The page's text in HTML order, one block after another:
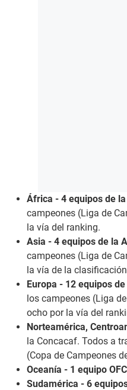
África - 4 equipos de la
campeones (Liga de
la vía del ranking.
Asia - 4 equipos de la
campeones (Liga de
la vía de la
Europa - 12 equipos de
los campeones (Liga
ocho por la vía del
Norteamérica,
la Concacaf. Todos a
(Copa de Campeones
Oceanía - 1 equipo
Sudamérica - 6